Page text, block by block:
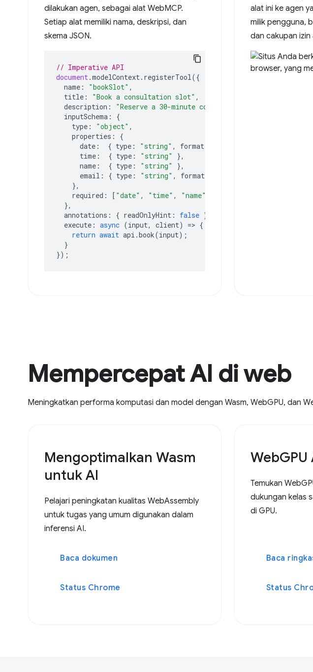
dilakukan agen, sebagai alat WebMCP.
Setiap alat memiliki nama, deskripsi, dan
skema JSON.
// Imperative API
document .modelContext . registerTool ({
name : "bookSlot" ,
title : "Book a consultation slot" ,
description : "Reserve a 30-minute consultation."
inputSchema :
{
type : "object" ,
properties :
{
date : { type : "string" , format
time : { type : "string"
},
name : { type : "string"
},
email : { type : "string" , format
},
required : [ "date" , "time" , "name"
},
annotations : { readOnlyHint : false },
execute : async (input, client) => {
return await api .book(input);
}
});
alat ini ke agen
milik pengguna,
dan cakupan izin
Mempercepat AI di web
Meningkatkan performa komputasi dan model dengan Wasm, WebGPU, dan
Mengoptimalkan Wasm
untuk AI
Pelajari peningkatan kualitas WebAssembly
untuk tugas yang umum digunakan dalam
inferensi AI.
Baca dokumen
Status Chrome
WebGPU
Temukan
dukungan kelas
di GPU.
Baca
Status